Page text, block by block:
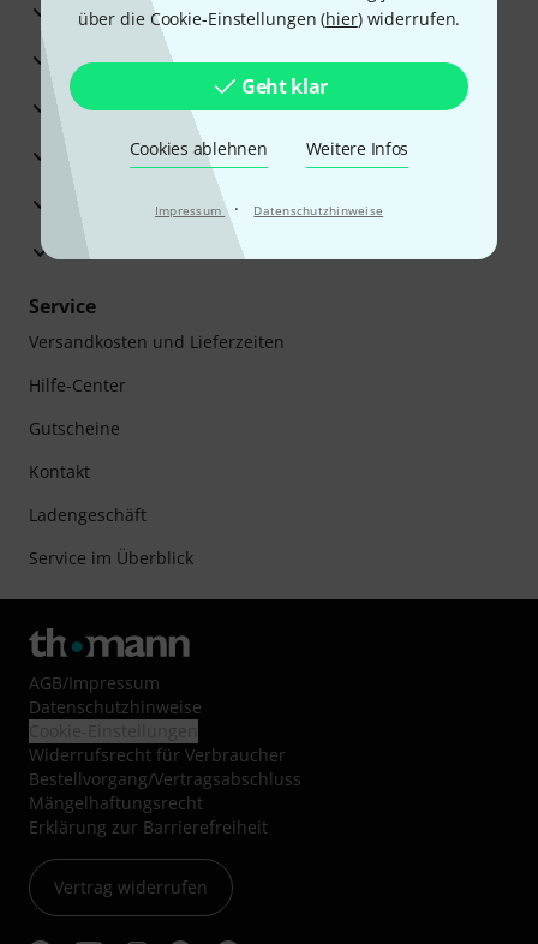
über die Cookie-Einstellungen (hier) widerrufen.
Geht klar
Cookies ablehnen Weitere Infos
Impressum · Datenschutzhinweise
3 Jahre Thomann Garantie
30 Tage Money-Back-Garantie
Reparaturservice
Beratung durch Fachexperten
Zufriedenheitsgarantie
Europas größtes Versandlager
Service
Versandkosten und Lieferzeiten
Hilfe-Center
Gutscheine
Kontakt
Ladengeschäft
Service im Überblick
AGB/Impressum
Datenschutzhinweise
Widerrufsrecht für Verbraucher
Bestellvorgang/Vertragsabschluss
Mängelhaftungsrecht
Erklärung zur Barrierefreiheit
Vertrag widerrufen